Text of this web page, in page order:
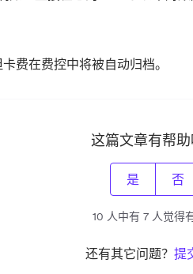
费在费控中将被自动归档。
这篇文章有帮助
是 否
10 人中有 7 人觉得
还有其它问题？ 提